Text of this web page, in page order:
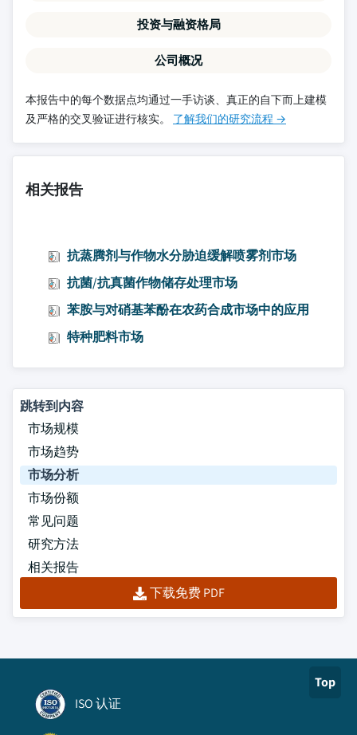
投资与融资格局
公司概况
本报告中的每个数据点均通过一手访谈、真正的自下而上建模
及严格的交叉验证进行核实。 了解我们的研究流程 →
相关报告
抗蒸腾剂与作物水分胁迫缓解喷雾剂市场
抗菌/抗真菌作物储存处理市场
苯胺与对硝基苯酚在农药合成市场中的应用
特种肥料市场
跳转到内容
市场规模
市场趋势
市场分析
市场份额
常见问题
研究方法
相关报告
下载免费 PDF
Top
ISO 认证